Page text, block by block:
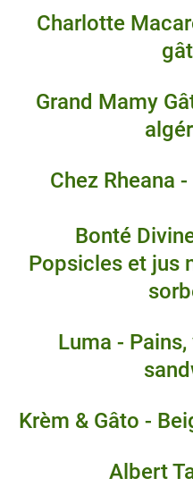
Charlotte
Grand Mamy
Chez Rheana
Bonté
Popsicles et jus
Luma -
Krèm & Gâto -
Albert